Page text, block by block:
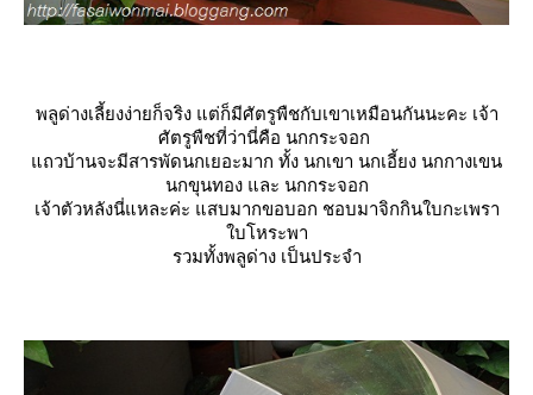
พลูด่างเลี้ยงง่ายก็จริง แต่ก็มีศัตรูพืชกับเขาเหมือนกันนะคะ เจ้า
ศัตรูพืชที่ว่านี่คือ นกกระจอก
ถวบ้านจะมีสารพัดนกเยอะมาก ทั้ง นกเขา นกเอี้ยง นกกางเขน
นกขุนทอง และ นกกระจอก
เจ้าตัวหลังนี่แหละค่ะ แสบมากขอบอก ชอบมาจิกกินใบกะเพรา
บโหระพา
รวมทั้งพลูด่าง เป็นประจำ